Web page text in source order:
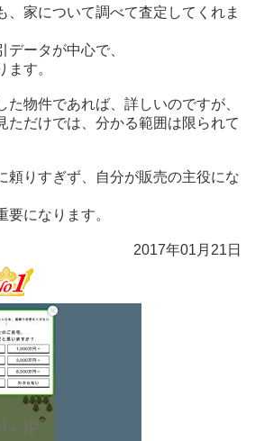
、家について調べて査定してくれま
データが中心で、
す。
た物件であれば、詳しいのですが、
ただけでは、分かる範囲は限られて
頼りすぎず、自分が販売の主役にな
になります。
2017年01月21日